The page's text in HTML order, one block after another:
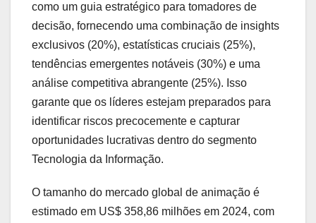
como um guia estratégico para tomadores de
decisão, fornecendo uma combinação de insights
exclusivos (20%), estatísticas cruciais (25%),
tendências emergentes notáveis (30%) e uma
análise competitiva abrangente (25%). Isso
garante que os líderes estejam preparados para
identificar riscos precocemente e capturar
oportunidades lucrativas dentro do segmento
Tecnologia da Informação.
O tamanho do mercado global de animação é
estimado em US$ 358,86 milhões em 2024, com